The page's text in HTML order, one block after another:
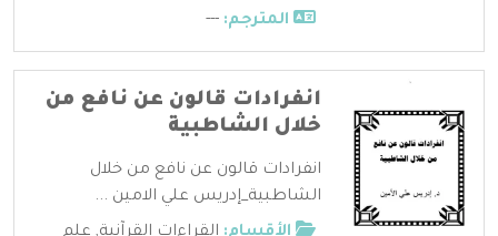
المترجم: ---
انفرادات قالون عن نافع من
خلال الشاطبية
انفرادات قالون عن نافع من خلال
الشاطبية_إدريس علي الامين ...